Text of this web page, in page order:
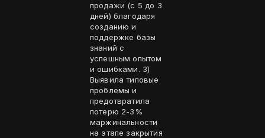
продажи (с 5 до 3
дней) благодаря
созданию и
поддержке базы
знаний с
успешным опытом
и ошибками. 3)
Выявила типовые
проблемы и
предотвратила
потерю 2-3%
маржинальности
на этапе закрытия